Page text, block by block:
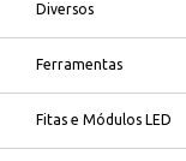
Diversos
Ferramentas
Fitas e Módulos LED